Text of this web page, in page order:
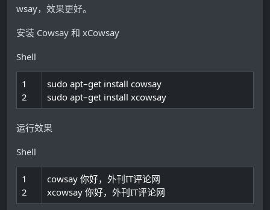
wsay，效果更好。
安装 Cowsay 和 xCowsay
Shell
1
2
sudo apt–get install cowsay
sudo apt–get install xcowsay
运行效果
Shell
1
2
cowsay 你好，外刊IT评论网
xcowsay 你好，外刊IT评论网